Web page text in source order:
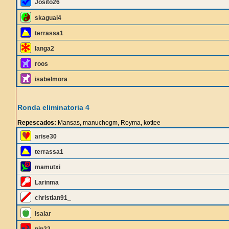
Josito26
skaguai4
terrassa1
langa2
roos
isabelmora
Ronda eliminatoria 4
Repescados: Mansas, manuchogm, Royma, kottee
arise30
terrassa1
mamutxi
Larinma
christian91_
Isalar